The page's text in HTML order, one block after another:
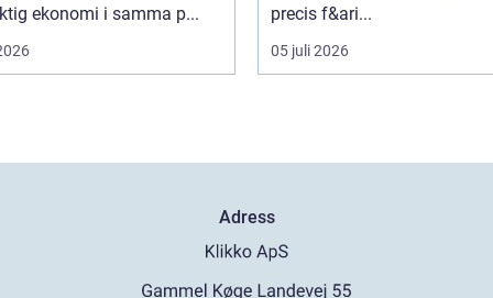
ekonomi i samma p...
precis f&ari...
05 juli 2026
Adress